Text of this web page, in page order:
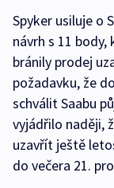
Spyker usiluje o
návrh s 11
bránily prodej
požadavku, že
schválit Saabu
vyjádřilo naději,
uzavřít ještě
do večera 21.